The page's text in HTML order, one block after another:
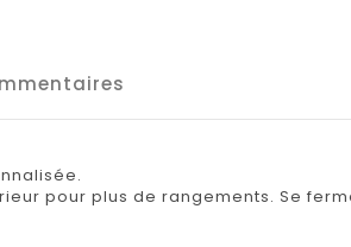
pour plus de rangements. Se